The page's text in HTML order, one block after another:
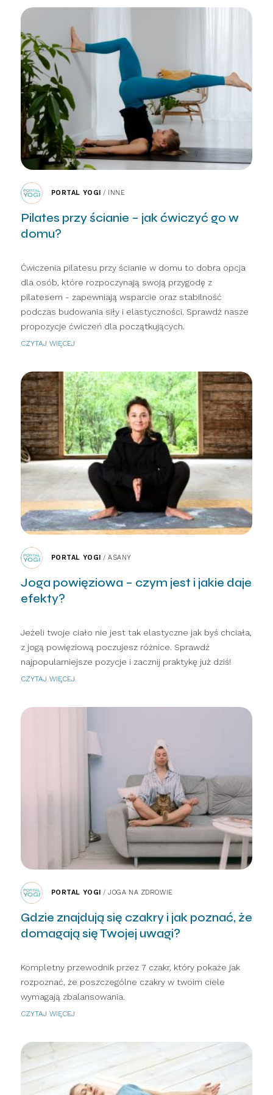
PORTAL YOGI / INNE
Pilates przy ścianie – jak ćwiczyć go w
domu?
Ćwiczenia pilatesu przy ścianie w domu to dobra opcja
dla osób, które rozpoczynają swoją przygodę z
pilatesem - zapewniają wsparcie oraz stabilność
podczas budowania siły i elastyczności. Sprawdź nasze
propozycje ćwiczeń dla początkujących.
CZYTAJ WIĘCEJ
PORTAL YOGI /ASANY
Joga powięziowa – czym jest i jakie daje
efekty?
Jeżeli twoje ciało nie jest tak elastyczne jak byś chciała,
z jogą powięziową poczujesz różnice. Sprawdź
najpopularniejsze pozycje i zacznij praktykę już dziś!
CZYTAJ WIĘCEJ
PORTAL YOGI /JOGA NA ZDROWIE
Gdzie znajdują się czakry i jak poznać, że
domagają się Twojej uwagi?
Kompletny przewodnik przez 7 czakr, który pokaże jak
rozpoznać, że poszczególne czakry w twoim ciele
wymagają zbalansowania.
CZYTAJ WIĘCEJ